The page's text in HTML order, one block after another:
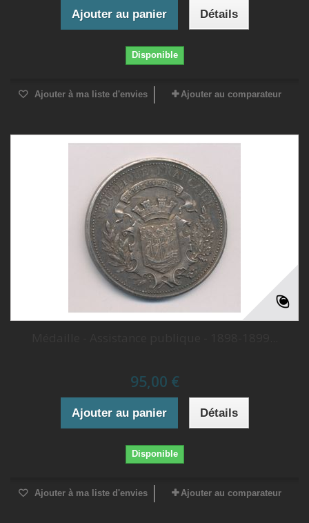
Ajouter au panier Détails
Disponible
Ajouter à ma liste d'envies Ajouter au comparateur
95,00 €
Ajouter au panier Détails
Disponible
Ajouter à ma liste d'envies Ajouter au comparateur